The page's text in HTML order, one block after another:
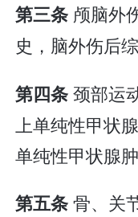
第三条 颅脑外
史，脑外伤后
第四条颈部运
上单纯性甲状
单纯性甲状腺
第五条骨、关